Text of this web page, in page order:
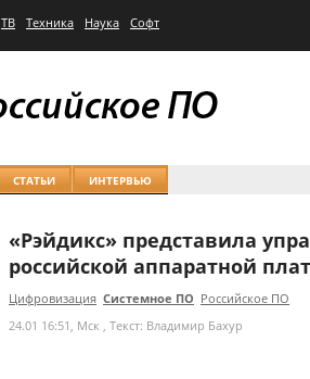
ТВ Техника Наука Софт
СТАТЬИ ИНТЕРВЬЮ
«Рэйдикс» представила
российской аппаратной
Цифровизация Системное ПО Российское ПО
24.01 16:51, Мск , Текст: Владимир Бахур